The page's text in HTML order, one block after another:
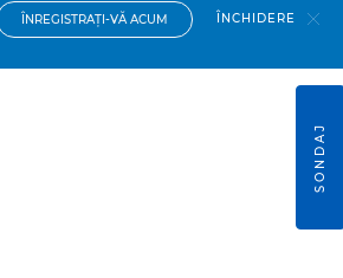
ÎNREGISTRAŢI-VĂ ACUM ÎNCHIDERE
SONDAJ